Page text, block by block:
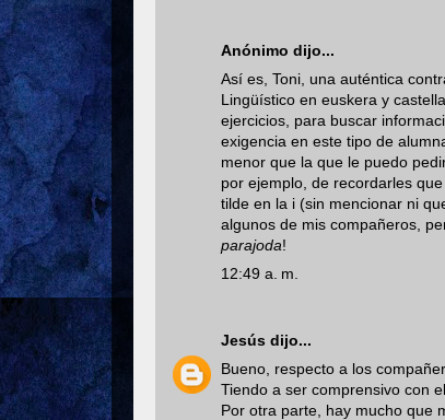
Anónimo dijo...
Así es, Toni, una auténtica
Lingüístico en euskera y
ejercicios, para buscar
exigencia en este tipo de
menor que la que le puedo
por ejemplo, de recordarles
tilde en la i (sin mencionar ni
algunos de mis compañeros,
parajoda!
12:49 a. m.
Jesús dijo...
Bueno, respecto a los
Tiendo a ser comprensivo con
Por otra parte, hay mucho que